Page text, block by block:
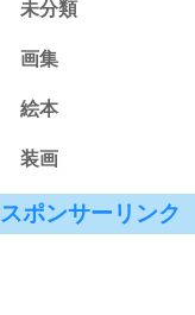
未分類
画集
絵本
装画
スポンサーリンク